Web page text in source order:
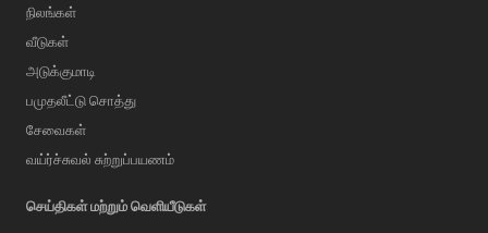
நிலங்கள்
வீடுகள்
அடுக்குமாடி
பமுதலீட்டு சொத்து
சேவைகள்
வய்ர்ச்சுவல் சுற்றுப்பயணம்
செய்திகள் மற்றும் வெளியீடுகள்